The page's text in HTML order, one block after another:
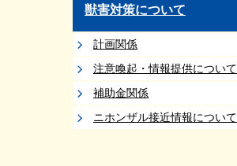
獣害対策について
計画関係
注意喚起・情報提供について
補助金関係
ニホンザル接近情報について